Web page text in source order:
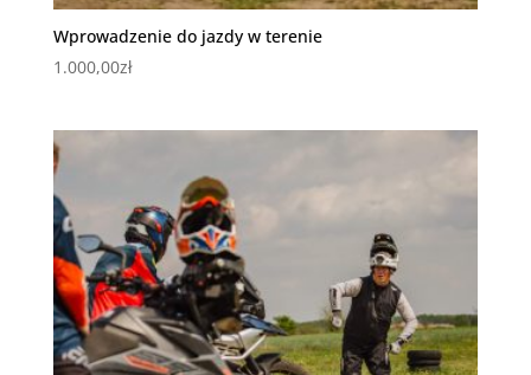
Wprowadzenie do jazdy w terenie
1.000,00zł